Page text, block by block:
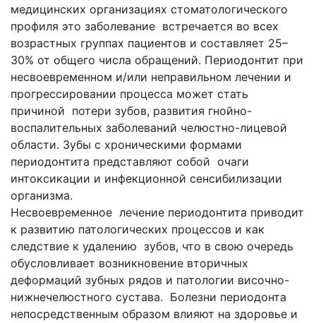
медицинских организациях стоматологического
профиля это заболевание встречается во всех
возрастных группах пациентов и составляет 25–
30% от общего числа обращений. Периодонтит при
несвоевременном и/или неправильном лечении и
прогрессировании процесса может стать
причиной потери зубов, развития гнойно-
воспалительных заболеваний челюстно-лицевой
области. Зубы с хроническими формами
периодонтита представляют собой очаги
интоксикации и инфекционной сенсибилизации
организма.
Несвоевременное лечение периодонтита приводит
к развитию патологических процессов и как
следствие к удалению зубов, что в свою очередь
обусловливает возникновение вторичных
деформаций зубных рядов и патологии височно-
нижнечелюстного сустава. Болезни периодонта
непосредственным образом влияют на здоровье и